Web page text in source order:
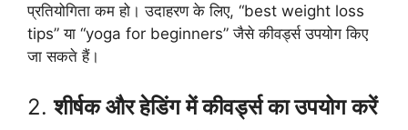
प्रतियोगिता कम हो। उदाहरण के लिए, “best weight loss
tips” या “yoga for beginners” जैसे कीवर्ड्स उपयोग किए
जा सकते हैं।
2.शीर्षक और हेडिंग में कीवर्ड्स का उपयोग करें